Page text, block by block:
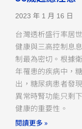
2023 年 1 月 16 日
台灣透析盛行率居
健康與三高控制息
制最為密切。根據
年罹患的疾病中，
出，糖尿病患者發
異常時腎功能只剩
健康的重要性。
閱讀更多 »